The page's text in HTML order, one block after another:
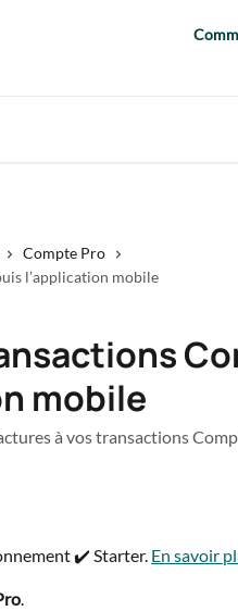
Compte Pro
l’application mobile
mobile
à vos transactions
✔️ Starter. En savoir
.